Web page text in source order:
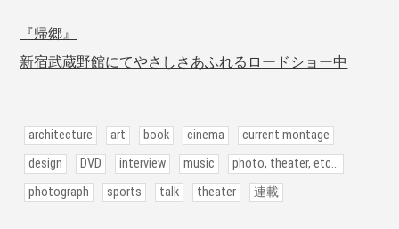
『帰郷』
新宿武蔵野館にてやさしさあふれるロードショー中
architecture art book cinema
current montage
design
DVD interview music
photo, theater, etc...
photograph
sports talk theater 連載